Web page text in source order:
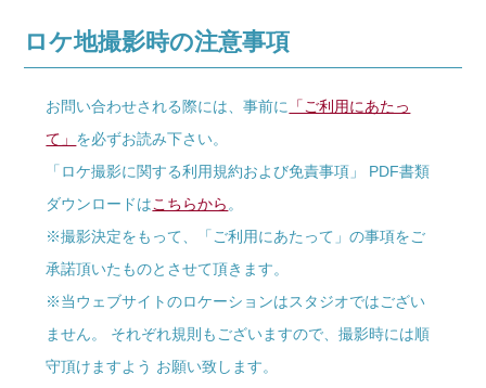
ロケ地撮影時の注意事項
お問い合わせされる際には、事前に 「ご利用にあたっ
て」 を必ずお読み下さい。
「ロケ撮影に関する利用規約および免責事項」 PDF書類
ダウンロードはこちらから。
※撮影決定をもって、「ご利用にあたって」の事項をご
承諾頂いたものとさせて頂きます。
※当ウェブサイトのロケーションはスタジオではござい
ません。 それぞれ規則もございますので、撮影時には順
守頂けますよう お願い致します。